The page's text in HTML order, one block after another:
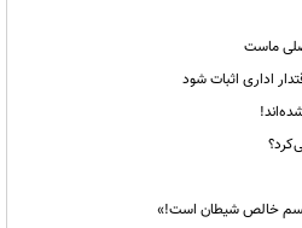
ماست
اداری اثبات شود
خالص شیطان است!»